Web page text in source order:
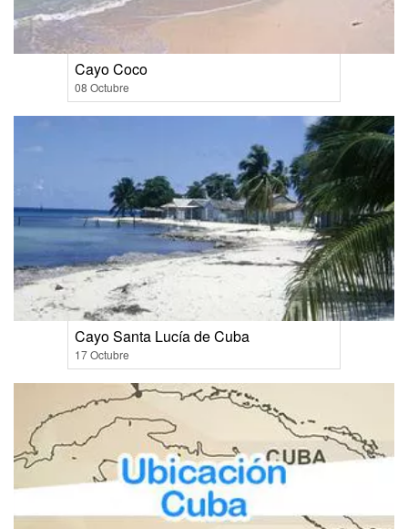
Cayo Coco
08 Octubre
Cayo Santa Lucía de Cuba
17 Octubre